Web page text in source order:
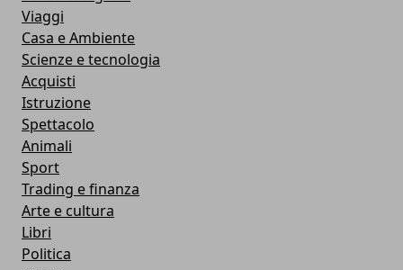
Viaggi
Casa e Ambiente
Scienze e tecnologia
Acquisti
Istruzione
Spettacolo
Animali
Sport
Trading e finanza
Arte e cultura
Libri
Politica